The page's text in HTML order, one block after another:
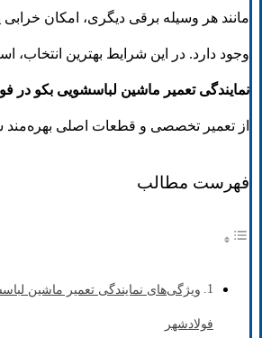
مانند هر وسیله برقی دیگری، امکان خرابی
وجود دارد. در این شرایط بهترین انتخاب،
نمایندگی تعمیر ماشین لباسشویی بکو در
از تعمیر تخصصی و قطعات اصلی بهره‌مند
فهرست مطالب
ویژگی‌های نمایندگی تعمیر ماشین
فولادشهر